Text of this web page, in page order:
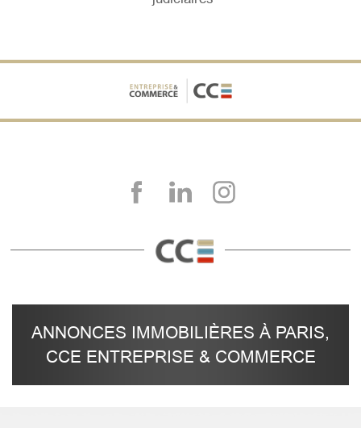
ANNONCES IMMOBILIÈRES À PARIS,
CCE ENTREPRISE & COMMERCE